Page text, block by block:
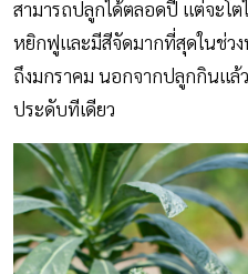
สามารถปลูกได้ตลอดปี แต่จะโ
หยิกฟูและมีสีจัดมากที่สุดในช่ว
ถึงมกราคม นอกจากปลูกกินแล้
ประดับทีเดียว